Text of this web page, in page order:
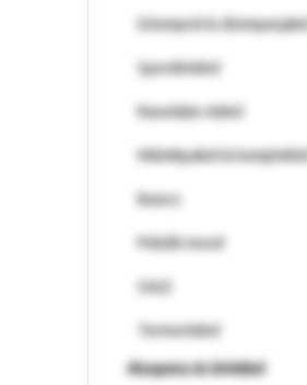
Džemprid & džemperjakid
Spordiriided
Rasedate riided
Mitmikpakid & komplektid
Basics
Pidulik mood
SALE
Termoriided
Aluspesu & ööriided